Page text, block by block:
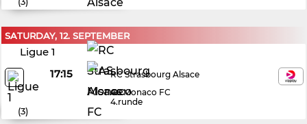
SATURDAY, 12. SEPTEMBER
Ligue 1
17:15
RC Strasbourg Alsace
AS Monaco FC
4.runde
(3)